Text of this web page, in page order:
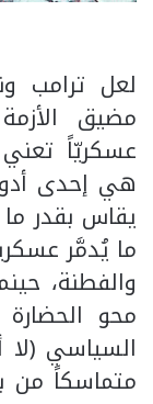
لعل ترامب
مضيق
عسكريّاً تعني
هي إحدى
يقاس بقدر
ما يُدمَّر
والفطنة،
محو الحضارة
السياسي (لا
متماسكاً من